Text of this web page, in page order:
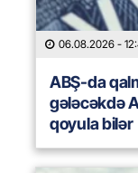
06.08.2026 -
ABŞ-da
gələcəkdə
qoyula bilər